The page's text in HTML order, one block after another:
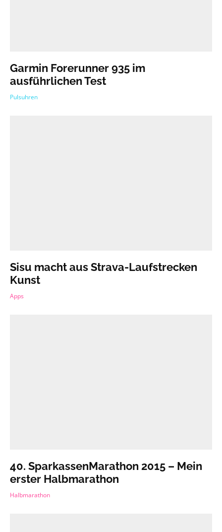
Garmin Forerunner 935 im
ausführlichen Test
Pulsuhren
Sisu macht aus Strava-Laufstrecken
Kunst
Apps
40. SparkassenMarathon 2015 – Mein
erster Halbmarathon
Halbmarathon